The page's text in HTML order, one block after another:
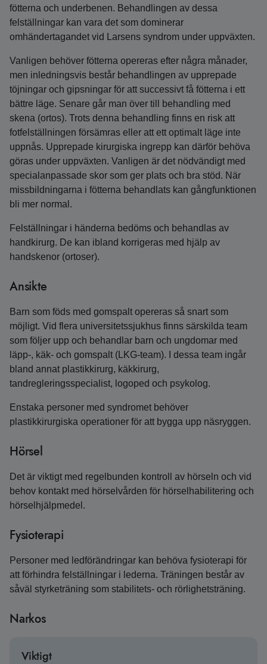
fötterna och underbenen. Behandlingen av dessa
felställningar kan vara det som dominerar
omhändertagandet vid Larsens syndrom under uppväxten.
Vanligen behöver fötterna opereras efter några månader,
men inledningsvis består behandlingen av upprepade
töjningar och gipsningar för att successivt få fötterna i ett
bättre läge. Senare går man över till behandling med
skena (ortos). Trots denna behandling finns en risk att
fotfelställningen försämras eller att ett optimalt läge inte
uppnås. Upprepade kirurgiska ingrepp kan därför behöva
göras under uppväxten. Vanligen är det nödvändigt med
specialanpassade skor som ger plats och bra stöd. När
missbildningarna i fötterna behandlats kan gångfunktionen
bli mer normal.
Felställningar i händerna bedöms och behandlas av
handkirurg. De kan ibland korrigeras med hjälp av
handskenor (ortoser).
Ansikte
Barn som föds med gomspalt opereras så snart som
möjligt. Vid flera universitetssjukhus finns särskilda team
som följer upp och behandlar barn och ungdomar med
läpp-, käk- och gomspalt (LKG-team). I dessa team ingår
bland annat plastikkirurg, käkkirurg,
tandregleringsspecialist, logoped och psykolog.
Enstaka personer med syndromet behöver
plastikkirurgiska operationer för att bygga upp näsryggen.
Hörsel
Det är viktigt med regelbunden kontroll av hörseln och vid
behov kontakt med hörselvården för hörselhabilitering och
hörselhjälpmedel.
Fysioterapi
Personer med ledförändringar kan behöva fysioterapi för
att förhindra felställningar i lederna. Träningen består av
såväl styrketräning som stabilitets- och rörlighetsträning.
Narkos
Viktigt